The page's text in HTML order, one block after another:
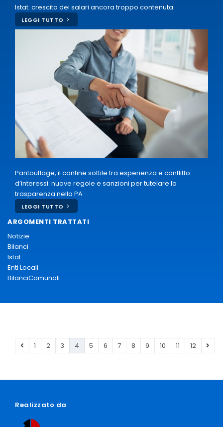
Istat: crescita dei salari ancora troppo contenuta
LEGGI TUTTO
Pantouflage, il confine sottile tra esperienza e conflitto
d’interessi: nuove regole e sanzioni per tutelare la
trasparenza nella PA
LEGGI TUTTO
ARGOMENTI TRATTATI
Notizie
Bilanci
Istat
Enti Locali
BilanciComunali
1 2 3 4 5 6 7 8 9 10 11 12
Realizzato da